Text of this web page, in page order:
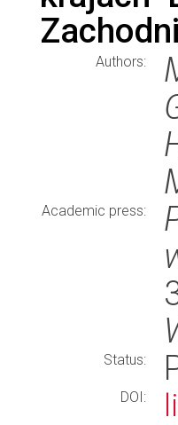
Authors:
Academic press:
Status:
DOI: